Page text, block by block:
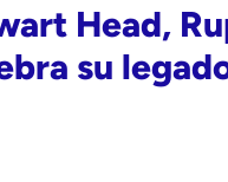
Head,
su